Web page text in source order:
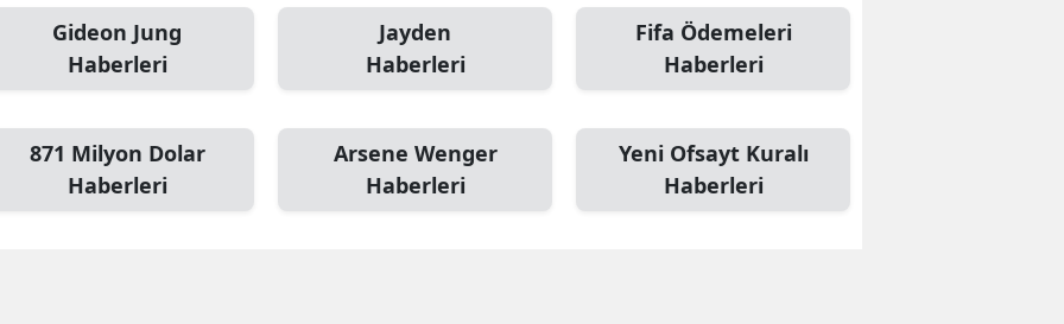
Kastamonu
Kayseri
Kırşehir
Kocaeli
Gideon Jung
Haberleri
Jayden
Haberleri
Fifa Ödemeleri
Haberleri
871 Milyon Dolar
Haberleri
Arsene Wenger
Haberleri
Yeni Ofsayt Kuralı
Haberleri